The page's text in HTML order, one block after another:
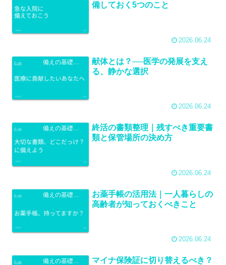
備しておく5つのこと
2026.06.24
備えの基礎知識
献体とは？──医学の発展を支え
る、静かな選択
2026.06.24
備えの基礎知識
終活の書類整理｜残すべき重要書
類と保管場所の決め方
2026.06.24
備えの基礎知識
お薬手帳の活用法｜一人暮らしの
高齢者が知っておくべきこと
2026.06.24
備えの基礎知識
マイナ保険証に切り替えるべき？